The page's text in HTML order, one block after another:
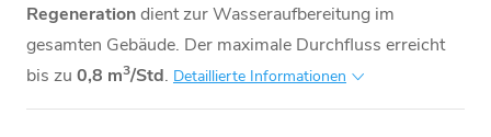
Regenerationdient zur Wasseraufbereitung im
gesamten Gebäude. Der maximale Durchfluss erreicht
bis zu 0,8 m3/Std. Detaillierte Informationen